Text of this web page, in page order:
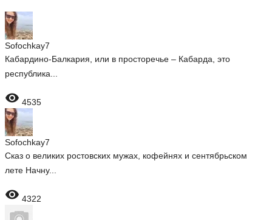
Sofochkay7
Кабардино-Балкария, или в просторечье – Кабарда, это
республика...
 4535
Sofochkay7
Сказ о великих ростовских мужах, кофейнях и сентябрьском
лете Начну...
 4322